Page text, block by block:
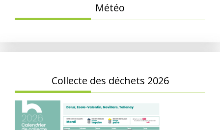
Météo
Collecte des déchets 2026